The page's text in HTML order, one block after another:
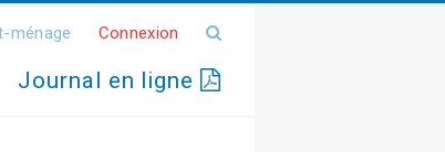
ménage Connexion
Journal en ligne